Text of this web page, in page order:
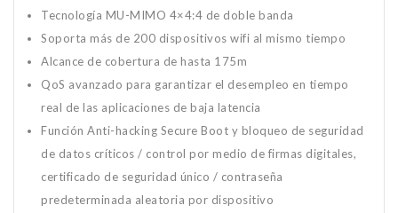
Tecnología MU-MIMO 4×4:4 de doble banda
Soporta más de 200 dispositivos wifi al mismo tiempo
Alcance de cobertura de hasta 175m
QoS avanzado para garantizar el desempleo en tiempo
real de las aplicaciones de baja latencia
Función Anti-hacking Secure Boot y bloqueo de seguridad
de datos críticos / control por medio de firmas digitales,
certificado de seguridad único / contraseña
predeterminada aleatoria por dispositivo